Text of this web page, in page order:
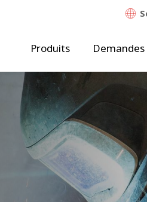
Produits Demandes